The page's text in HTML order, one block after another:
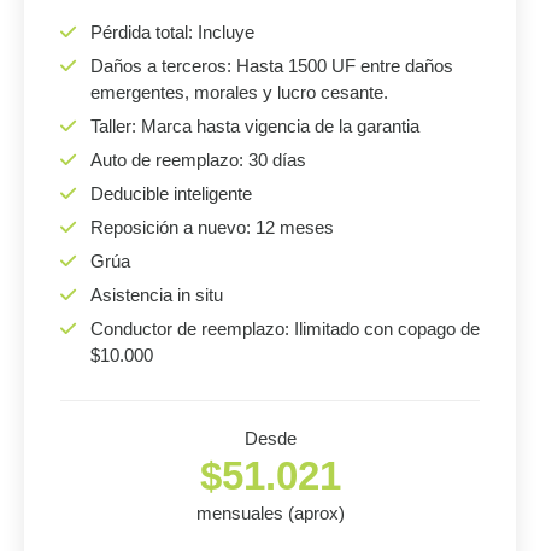
Pérdida total: Incluye
Daños a terceros: Hasta 1500 UF entre daños
emergentes, morales y lucro cesante.
Taller: Marca hasta vigencia de la garantia
Auto de reemplazo: 30 días
Deducible inteligente
Reposición a nuevo: 12 meses
Grúa
Asistencia in situ
Conductor de reemplazo: Ilimitado con copago de
$10.000
Desde
$51.021
mensuales (aprox)